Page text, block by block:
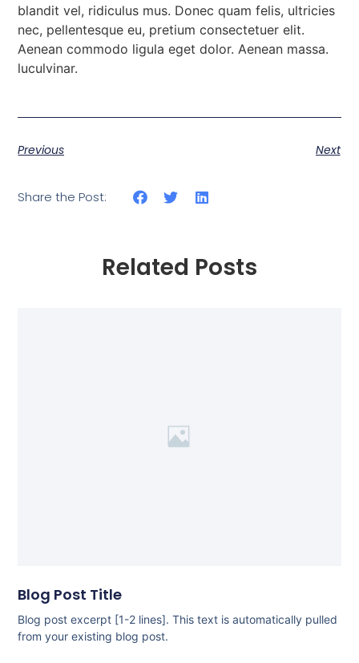
blandit vel, ridiculus mus. Donec quam felis, ultricies
nec, pellentesque eu, pretium consectetuer elit.
Aenean commodo ligula eget dolor. Aenean massa.
luculvinar.
Previous Next
Share the Post:
Related Posts
Blog Post Title
Blog post excerpt [1-2 lines]. This text is automatically pulled
from your existing blog post.